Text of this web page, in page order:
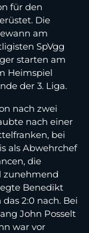
für den
Die
am
SpVgg
starten am
Heimspiel
der 3. Liga.
nach zwei
nach einer
bei
als Abwehrchef
die
zunehmend
Benedikt
2:0 nach. Bei
John Posselt
war vor